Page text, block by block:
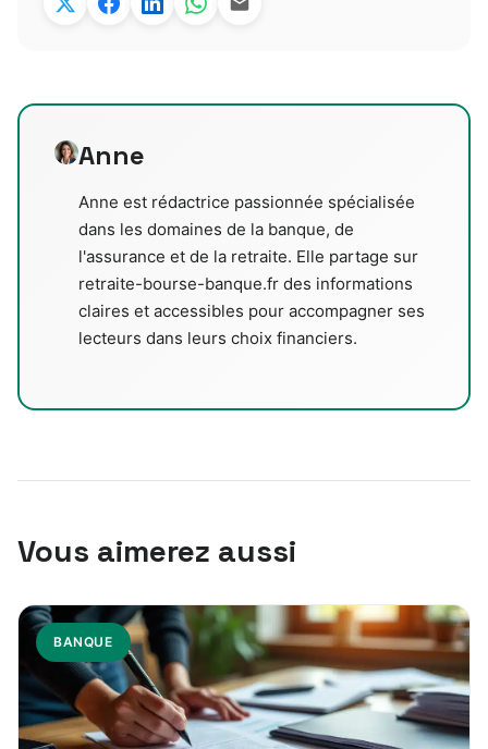
Anne
Anne est rédactrice passionnée spécialisée
dans les domaines de la banque, de
l'assurance et de la retraite. Elle partage sur
retraite-bourse-banque.fr des informations
claires et accessibles pour accompagner ses
lecteurs dans leurs choix financiers.
Vous aimerez aussi
BANQUE